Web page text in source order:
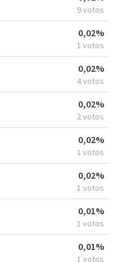
9 votos
0,02%
1 votos
0,02%
4 votos
0,02%
2 votos
0,02%
1 votos
0,02%
1 votos
0,01%
1 votos
0,01%
1 votos